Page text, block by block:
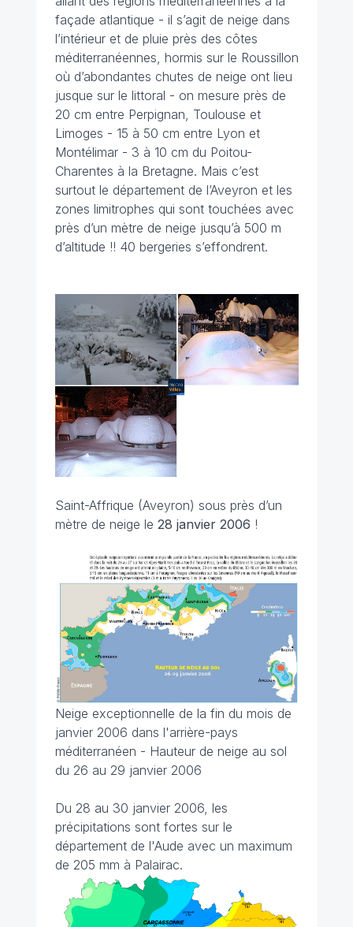
façade atlantique - il s’agit de neige dans
l’intérieur et de pluie près des côtes
méditerranéennes, hormis sur le Roussillon
où d’abondantes chutes de neige ont lieu
jusque sur le littoral - on mesure près de
20 cm entre Perpignan, Toulouse et
Limoges - 15 à 50 cm entre Lyon et
Montélimar - 3 à 10 cm du Poitou-
Charentes à la Bretagne. Mais c’est
surtout le département de l’Aveyron et les
zones limitrophes qui sont touchées avec
près d’un mètre de neige jusqu’à 500 m
d’altitude !! 40 bergeries s’effondrent.
Saint-Affrique (Aveyron) sous près d’un
mètre de neige le 28 janvier 2006 !
Neige exceptionnelle de la fin du mois de
janvier 2006 dans l'arrière-pays
méditerranéen - Hauteur de neige au sol
du 26 au 29 janvier 2006
Du 28 au 30 janvier 2006, les
précipitations sont fortes sur le
département de l'Aude avec un maximum
de 205 mm à Palairac.